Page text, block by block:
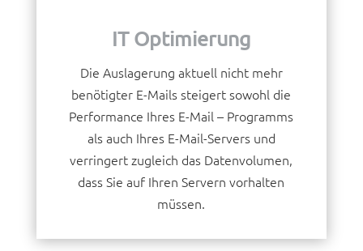
IT Optimierung
Die Auslagerung aktuell nicht mehr
benötigter E-Mails steigert sowohl die
Performance Ihres E-Mail – Programms
als auch Ihres E-Mail-Servers und
verringert zugleich das Datenvolumen,
dass Sie auf Ihren Servern vorhalten
müssen.